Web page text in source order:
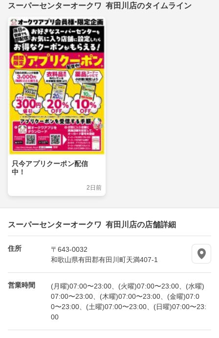
スーパーセンターオークワ 有田川店のタイムライン
只今アプリクーポン配信
中！
2日前
スーパーセンターオークワ 有田川店の店舗詳細
住所
〒643-0032
和歌山県有田郡有田川町天満407-1
営業時間
(月曜)07:00〜23:00、(火曜)07:00〜23:00、(水曜)
07:00〜23:00、(木曜)07:00〜23:00、(金曜)07:0
0〜23:00、(土曜)07:00〜23:00、(日曜)07:00〜23:
00